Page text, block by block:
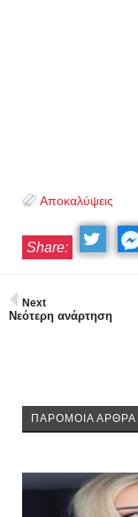
Αποκαλύψεις
Share:
Next
Νεότερη ανάρτηση
ΠΑΡΟΜΟΙΑ ΑΡΘΡΑ